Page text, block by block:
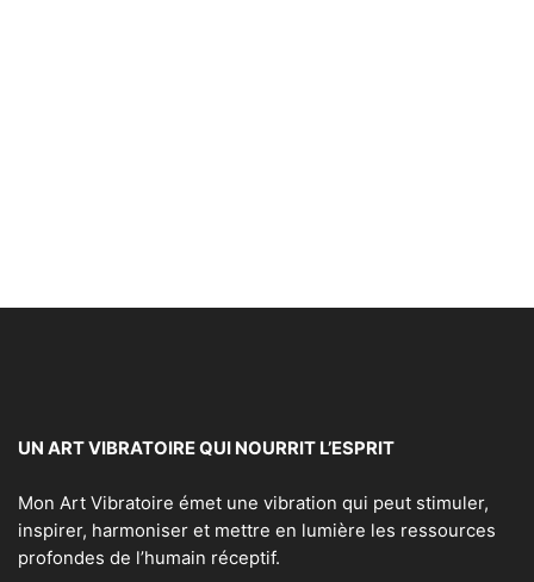
UN ART VIBRATOIRE QUI NOURRIT L’ESPRIT
Mon Art Vibratoire émet une vibration qui peut stimuler,
inspirer, harmoniser et mettre en lumière les ressources
profondes de l’humain réceptif.